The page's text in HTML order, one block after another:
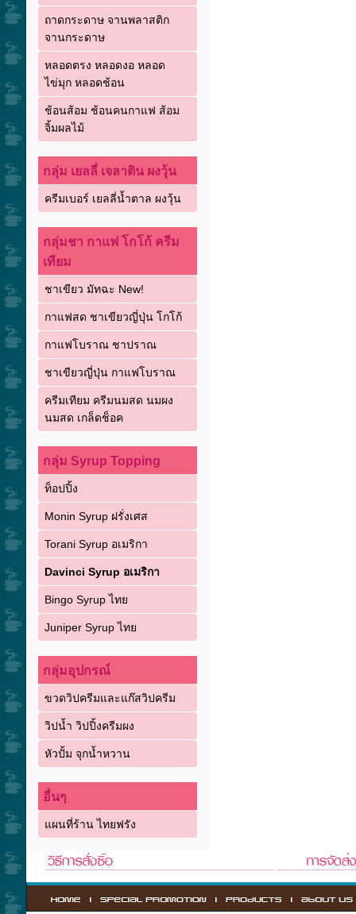
ถาดกระดาษ จานพลาสติก
จานกระดาษ
หลอดตรง หลอดงอ หลอด
ไข่มุก หลอดช้อน
ช้อนส้อม ช้อนคนกาแฟ ส้อม
จิ้มผลไม้
กลุ่ม เยลลี่ เจลาติน ผงวุ้น
ครีมเบอร์ เยลลี่น้ำตาล ผงวุ้น
กลุ่มชา กาแฟ โกโก้ ครีม
เทียม
ชาเขียว มัทฉะ New!
กาแฟสด ชาเขียวญี่ปุ่น โกโก้
กาแฟโบราณ ชาปราณ
ชาเขียวญี่ปุ่น กาแฟโบราณ
ครีมเทียม ครีมนมสด นมผง
นมสด เกล็ดช็อค
กลุ่ม Syrup Topping
ท็อปปิ้ง
Monin Syrup ฝรั่งเศส
Torani Syrup อเมริกา
Davinci Syrup อเมริกา
Bingo Syrup ไทย
Juniper Syrup ไทย
กลุ่มอุปกรณ์
ขวดวิปครีมและแก๊สวิปครีม
วิปน้ำ วิปปิ้งครีมผง
หัวปั้ม จุกน้ำหวาน
อื่นๆ
แผนที่ร้าน ไทยฟรัง